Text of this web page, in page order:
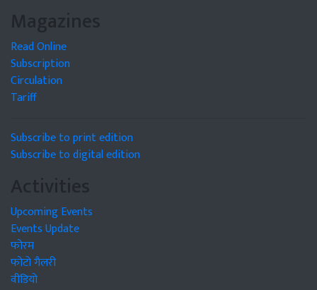
Magazines
Read Online
Subscription
Circulation
Tariff
Subscribe to print edition
Subscribe to digital edition
Activities
Upcoming Events
Events Update
फोरम
फोटो गैलरी
वीडियो